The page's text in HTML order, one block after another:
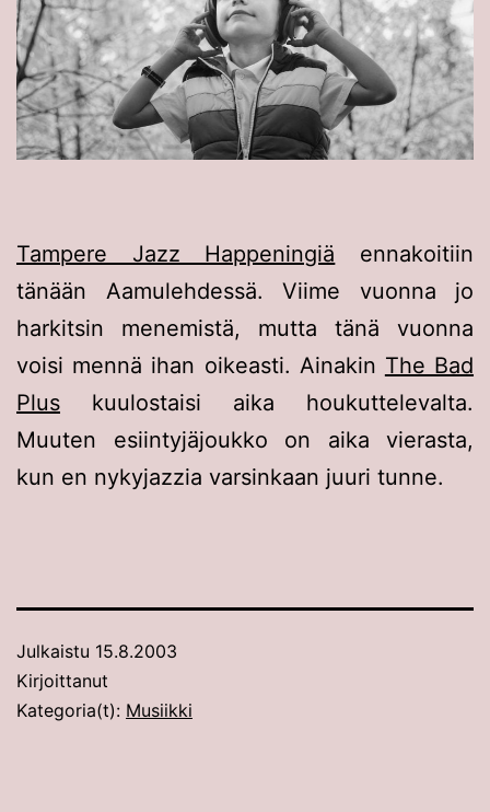
Tampere Jazz Happeningiä ennakoitiin
tänään Aamulehdessä. Viime vuonna jo
harkitsin menemistä, mutta tänä vuonna
voisi mennä ihan oikeasti. Ainakin The Bad
Plus kuulostaisi aika houkuttelevalta.
Muuten esiintyjäjoukko on aika vierasta,
kun en nykyjazzia varsinkaan juuri tunne.
Julkaistu 15.8.2003
Kirjoittanut
Kategoria(t): Musiikki